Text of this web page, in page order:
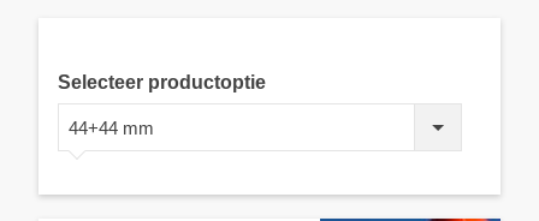
Selecteer productoptie
44+44 mm